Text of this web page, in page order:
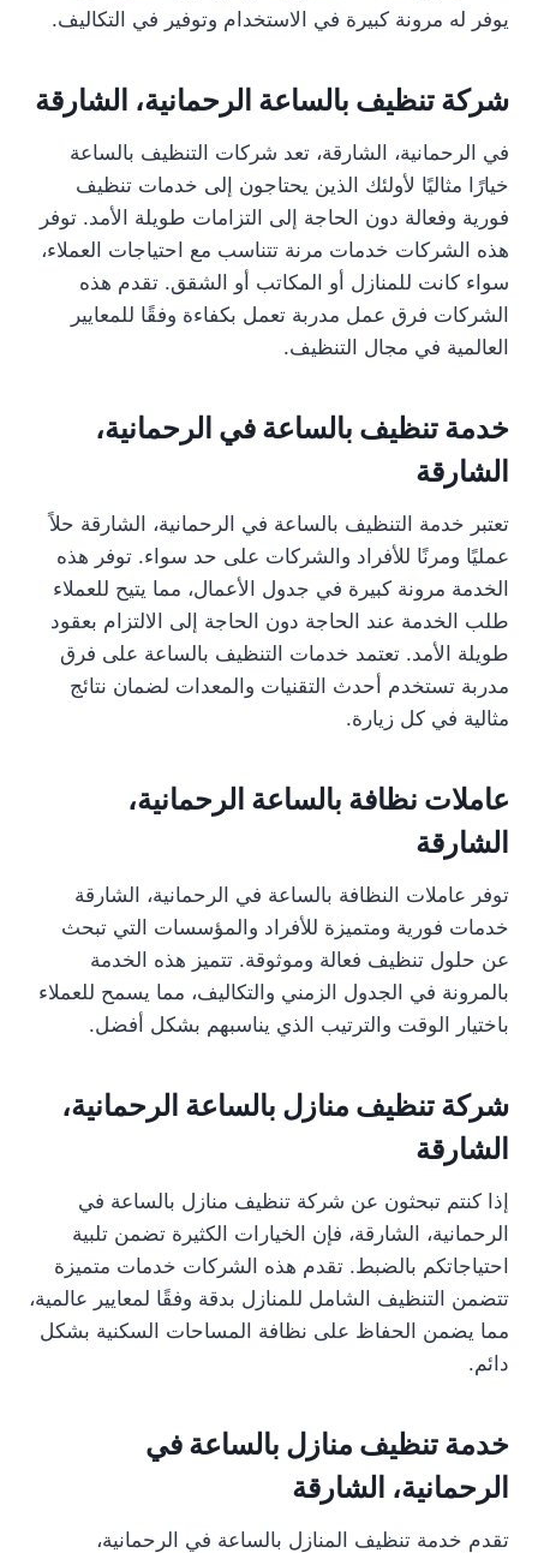
يوفر له مرونة كبيرة في الاستخدام وتوفير في التكاليف.
شركة تنظيف بالساعة الرحمانية، الشارقة
في الرحمانية، الشارقة، تعد شركات التنظيف بالساعة
خيارًا مثاليًا لأولئك الذين يحتاجون إلى خدمات تنظيف
فورية وفعالة دون الحاجة إلى التزامات طويلة الأمد. توفر
هذه الشركات خدمات مرنة تتناسب مع احتياجات العملاء،
سواء كانت للمنازل أو المكاتب أو الشقق. تقدم هذه
الشركات فرق عمل مدربة تعمل بكفاءة وفقًا للمعايير
العالمية في مجال التنظيف.
خدمة تنظيف بالساعة في الرحمانية،
الشارقة
تعتبر خدمة التنظيف بالساعة في الرحمانية، الشارقة حلاً
عمليًا ومرنًا للأفراد والشركات على حد سواء. توفر هذه
الخدمة مرونة كبيرة في جدول الأعمال، مما يتيح للعملاء
طلب الخدمة عند الحاجة دون الحاجة إلى الالتزام بعقود
طويلة الأمد. تعتمد خدمات التنظيف بالساعة على فرق
مدربة تستخدم أحدث التقنيات والمعدات لضمان نتائج
مثالية في كل زيارة.
عاملات نظافة بالساعة الرحمانية،
الشارقة
توفر عاملات النظافة بالساعة في الرحمانية، الشارقة
خدمات فورية ومتميزة للأفراد والمؤسسات التي تبحث
عن حلول تنظيف فعالة وموثوقة. تتميز هذه الخدمة
بالمرونة في الجدول الزمني والتكاليف، مما يسمح للعملاء
باختيار الوقت والترتيب الذي يناسبهم بشكل أفضل.
شركة تنظيف منازل بالساعة الرحمانية،
الشارقة
إذا كنتم تبحثون عن شركة تنظيف منازل بالساعة في
الرحمانية، الشارقة، فإن الخيارات الكثيرة تضمن تلبية
احتياجاتكم بالضبط. تقدم هذه الشركات خدمات متميزة
تتضمن التنظيف الشامل للمنازل بدقة وفقًا لمعايير عالمية،
مما يضمن الحفاظ على نظافة المساحات السكنية بشكل
دائم.
خدمة تنظيف منازل بالساعة في
الرحمانية، الشارقة
تقدم خدمة تنظيف المنازل بالساعة في الرحمانية،